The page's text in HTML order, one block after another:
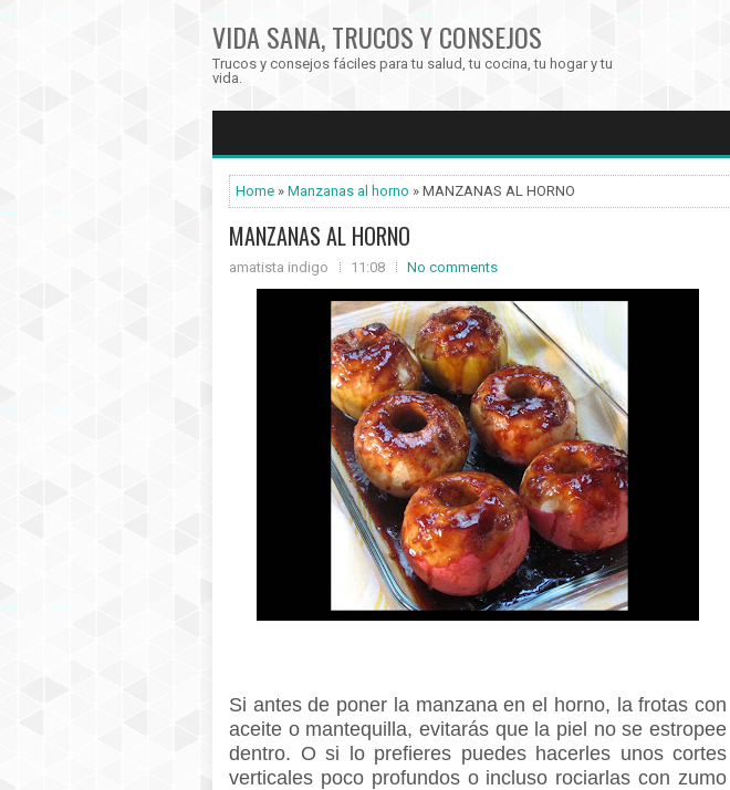
VIDA SANA, TRUCOS Y CONSEJOS
Trucos y consejos fáciles para tu salud, tu cocina, tu hogar y tu
vida.
Home » Manzanas al horno » MANZANAS AL HORNO
MANZANAS AL HORNO
amatista indigo 11:08 No comments
Si antes de poner la manzana en el horno, la frotas con
aceite o mantequilla, evitarás que la piel no se estropee
dentro. O si lo prefieres puedes hacerles unos cortes
verticales poco profundos o incluso rociarlas con zumo